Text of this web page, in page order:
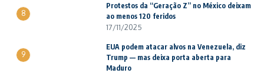
8
Protestos da “Geração Z” no México deixam
ao menos 120 feridos
17/11/2025
9
EUA podem atacar alvos na Venezuela, diz
Trump — mas deixa porta aberta para
Maduro